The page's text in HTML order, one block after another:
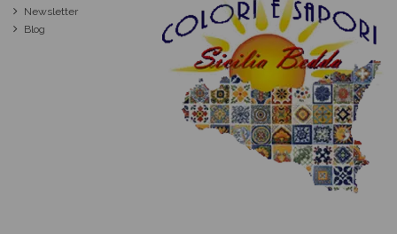
Newsletter
Blog